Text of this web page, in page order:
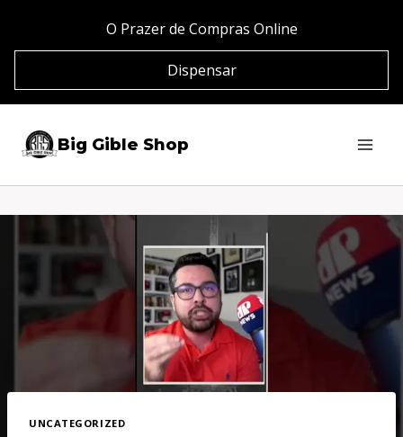
Conteúdo
O Prazer de Compras Online
Dispensar
Big Gible Shop
UNCATEGORIZED